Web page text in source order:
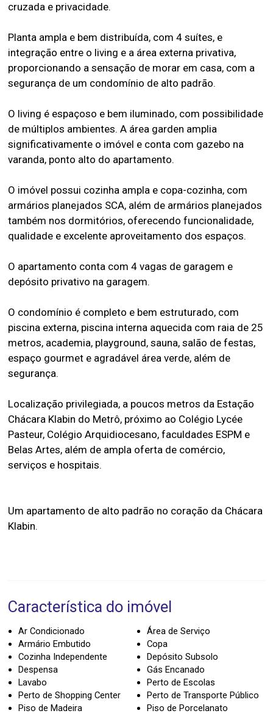
cruzada e privacidade.
Planta ampla e bem distribuída, com 4 suítes, e
integração entre o living e a área externa privativa,
proporcionando a sensação de morar em casa, com a
segurança de um condomínio de alto padrão.
O living é espaçoso e bem iluminado, com possibilidade
de múltiplos ambientes. A área garden amplia
significativamente o imóvel e conta com gazebo na
varanda, ponto alto do apartamento.
O imóvel possui cozinha ampla e copa-cozinha, com
armários planejados SCA, além de armários planejados
também nos dormitórios, oferecendo funcionalidade,
qualidade e excelente aproveitamento dos espaços.
O apartamento conta com 4 vagas de garagem e
depósito privativo na garagem.
O condomínio é completo e bem estruturado, com
piscina externa, piscina interna aquecida com raia de 25
metros, academia, playground, sauna, salão de festas,
espaço gourmet e agradável área verde, além de
segurança.
Localização privilegiada, a poucos metros da Estação
Chácara Klabin do Metrô, próximo ao Colégio Lycée
Pasteur, Colégio Arquidiocesano, faculdades ESPM e
Belas Artes, além de ampla oferta de comércio,
serviços e hospitais.
Um apartamento de alto padrão no coração da Chácara
Klabin.
Característica do imóvel
Ar Condicionado
Área de Serviço
Armário Embutido
Copa
Cozinha Independente
Depósito Subsolo
Despensa
Gás Encanado
Lavabo
Perto de Escolas
Perto de Shopping Center
Perto de Transporte Público
Piso de Madeira
Piso de Porcelanato